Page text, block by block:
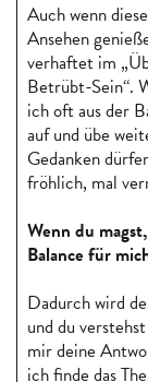
Auch wenn
Ansehen
verhaftet im
Betrübt-Sein“.
ich oft aus der
auf und übe
Gedanken
fröhlich, mal
Wenn du
Balance für
Dadurch wird
und du
mir deine
ich finde das